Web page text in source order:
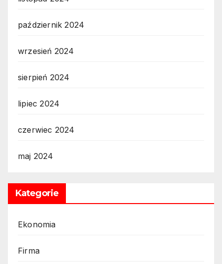
październik 2024
wrzesień 2024
sierpień 2024
lipiec 2024
czerwiec 2024
maj 2024
Kategorie
Ekonomia
Firma